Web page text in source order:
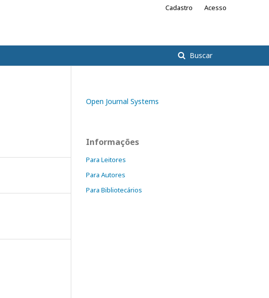
Buscar
Cadastro Acesso
Open Journal Systems
Informações
Para Leitores
Para Autores
Para Bibliotecários